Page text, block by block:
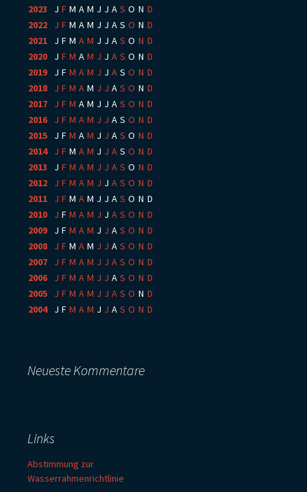
2023
J F M A M J J A S O N D
2022
J F M A M J J A S O N D
2021
J F M A M J J A S O N D
2020
J F M A M J J A S O N D
2019
J F M A M J J A S O N D
2018
J F M A M J J A S O N D
2017
J F M A M J J A S O N D
2016
J F M A M J J A S O N D
2015
J F M A M J J A S O N D
2014: J F M A M J J A S O N D
2013
J F M A M J J A S O N D
2012
J F M A M J J A S O N D
2011
J F M A M J J A S O N D
2010
J F M A M J J A S O N D
2009
J F M A M J J A S O N D
2008
J F M A M J J A S O N D
2007
J F M A M J J A S O N D
2006
J F M A M J J A S O N D
2005
J F M A M J J A S O N D
2004: J F M A M J J A S O N D
Neueste Kommentare
Links
Abstimmung zur
Wasserrahmenrichtlinie